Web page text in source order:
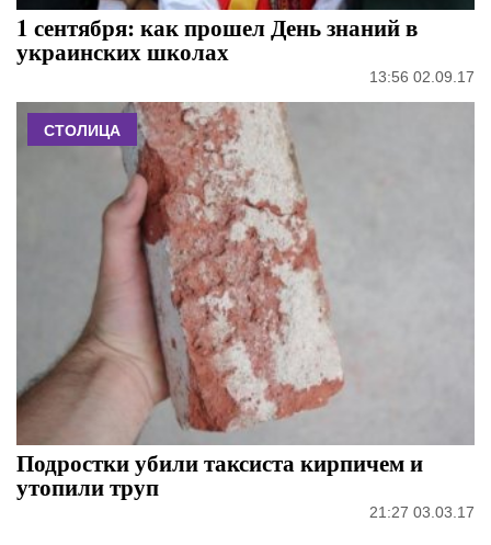
1 сентября: как прошел День знаний в
украинских школах
13:56 02.09.17
СТОЛИЦА
Подростки убили таксиста кирпичем и
утопили труп
21:27 03.03.17